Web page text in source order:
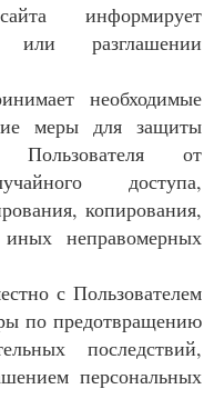
информирует
разглашении
необходимые
меры для защиты
Пользователя от
доступа,
копирования,
неправомерных
с Пользователем
по предотвращению
последствий,
персональных